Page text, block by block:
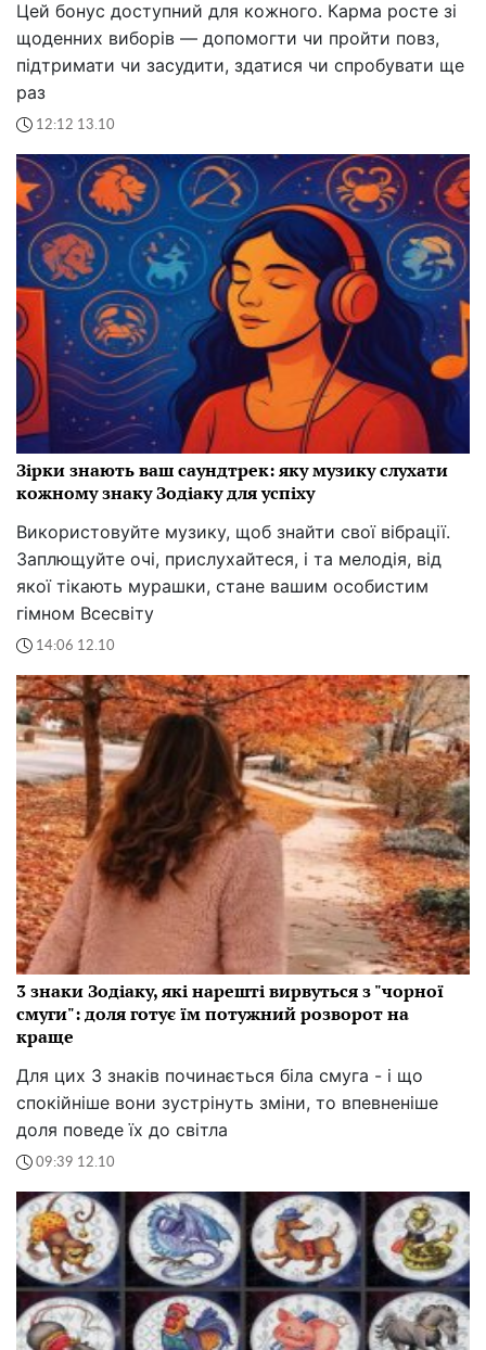
Цей бонус доступний для кожного. Карма росте зі
щоденних виборів — допомогти чи пройти повз,
підтримати чи засудити, здатися чи спробувати ще
раз
12:12 13.10
Зірки знають ваш саундтрек: яку музику слухати
кожному знаку Зодіаку для успіху
Використовуйте музику, щоб знайти свої вібрації.
Заплющуйте очі, прислухайтеся, і та мелодія, від
якої тікають мурашки, стане вашим особистим
гімном Всесвіту
14:06 12.10
3 знаки Зодіаку, які нарешті вирвуться з "чорної
смуги": доля готує їм потужний розворот на
краще
Для цих 3 знаків починається біла смуга - і що
спокійніше вони зустрінуть зміни, то впевненіше
доля поведе їх до світла
09:39 12.10